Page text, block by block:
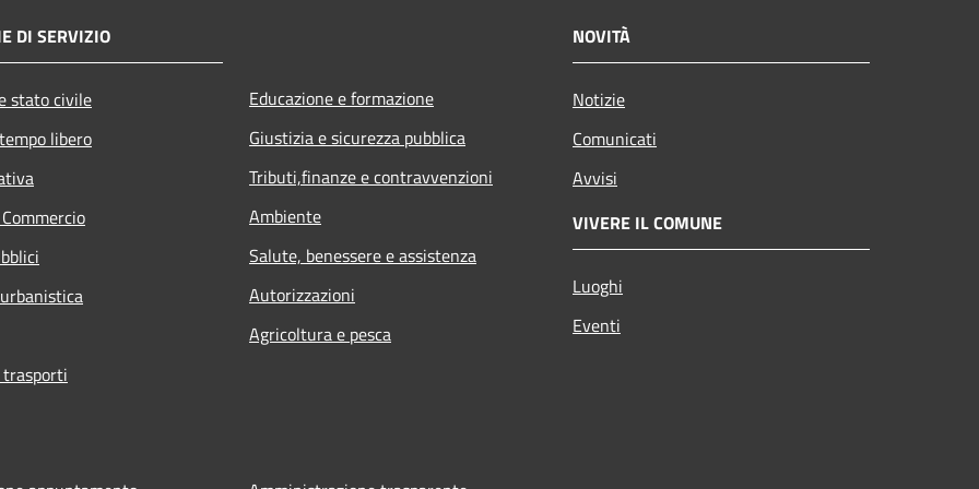
DI SERVIZIO
stato civile
libero
Educazione e formazione
Giustizia e sicurezza pubblica
Tributi,finanze e contravvenzioni
Ambiente
Salute, benessere e assistenza
Autorizzazioni
Agricoltura e pesca
NOVITÀ
Notizie
Comunicati
Avvisi
VIVERE IL COMUNE
Luoghi
Eventi